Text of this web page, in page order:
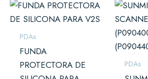
PDAs
FUNDA
PROTECTORA DE
PDAs